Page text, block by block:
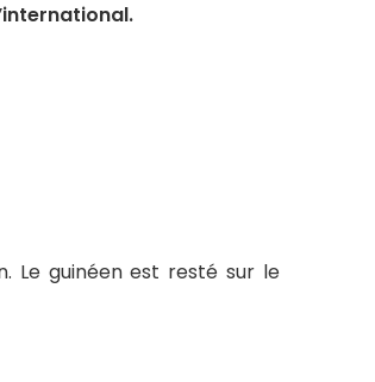
Le guinéen est resté sur le